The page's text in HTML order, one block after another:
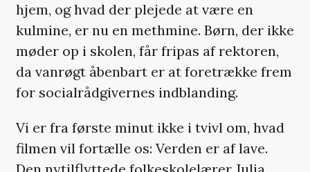
hjem, og hvad der plejede at være en
kulmine, er nu en methmine. Børn, der ikke
møder op i skolen, får fripas af rektoren,
da vanrøgt åbenbart er at foretrække frem
for socialrådgivernes indblanding.
Vi er fra første minut ikke i tvivl om, hvad
filmen vil fortælle os: Verden er af lave.